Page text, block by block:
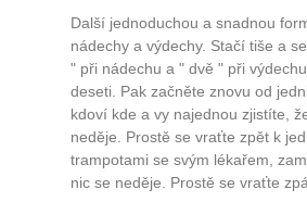
Další jednoduchou a snadnou
nádechy a výdechy. Stačí tiše a
" při nádechu a " dvě " při
deseti. Pak začněte znovu od
kdoví kde a vy najednou zjistíte,
neděje. Prostě se vraťte zpět k
trampotami se svým lékařem,
nic se neděje. Prostě se vraťte